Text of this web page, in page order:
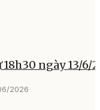
18h30 ngày 13/6/
2026